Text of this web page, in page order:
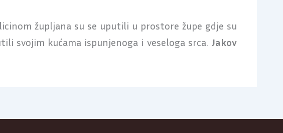
župljana su se uputili u prostore župe gdje su
svojim kućama ispunjenoga i veseloga srca. Jakov